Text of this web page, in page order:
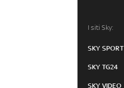
I siti Sky:
SKY SPORT
SKY TG24
SKY VIDEO